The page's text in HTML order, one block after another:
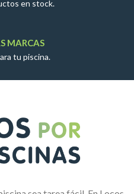
en stock.
MARCAS
tu piscina.